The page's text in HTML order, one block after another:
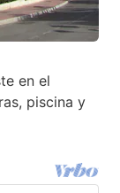
en el
piscina y